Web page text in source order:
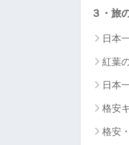
３・旅
日本
紅葉
日本
格安
格安